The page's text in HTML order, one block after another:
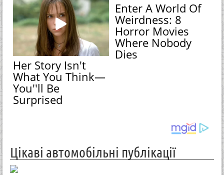
Her Story Isn't
What You Think—
You''ll Be
Surprised
Enter A World Of
Weirdness: 8
Horror Movies
Where Nobody
Dies
Цікаві автомобільні публікації